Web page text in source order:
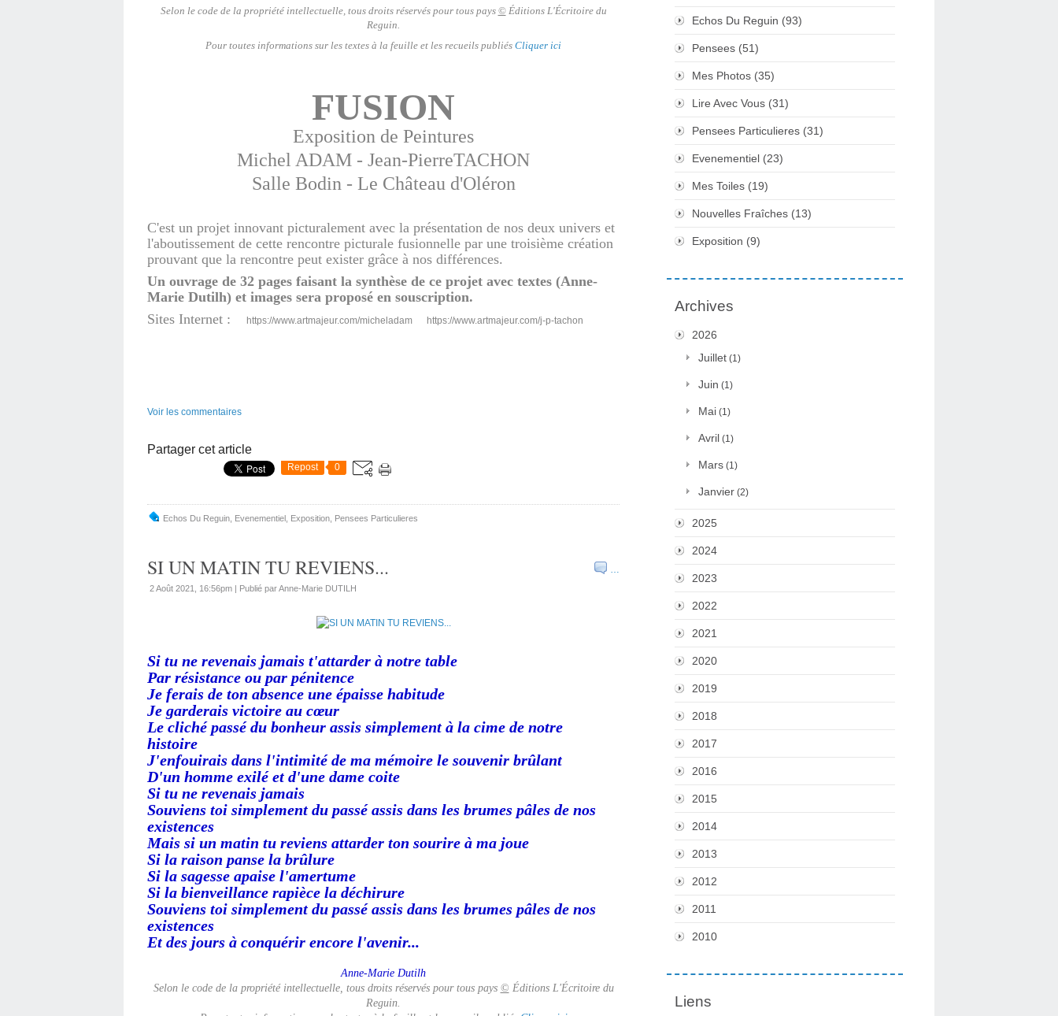
Selon le code de la propriété intellectuelle, tous droits réservés pour tous pays ©Éditions L'Écritoire du
Reguin.
Pour toutes informations sur les textes à la feuille et les recueils publiés Cliquer ici
FUSION
Exposition de Peintures
Michel ADAM - Jean-PierreTACHON
Salle Bodin - Le Château d'Oléron
C'est un projet innovant picturalement avec la présentation de nos deux univers et
l'aboutissement de cette rencontre picturale fusionnelle par une troisième création
prouvant que la rencontre peut exister grâce à nos différences.
Un ouvrage de 32 pages faisant la synthèse de ce projet avec textes (Anne-
Marie Dutilh) et images sera proposé en souscription.
Sites Internet :
https://www.artmajeur.com/micheladam https://www.artmajeur.com/j-p-tachon
Voir les commentaires
Partager cet article
Repost 0
Echos Du Reguin Evenementiel Exposition Pensees Particulieres
SI UN MATIN TU REVIENS...
2 Août 2021, 16:56pm | Publié par Anne-Marie DUTILH
Si tu ne revenais jamais t'attarder à notre table
Par résistance ou par pénitence
Je ferais de ton absence une épaisse habitude
Je garderais victoire au cœur
Le cliché passé du bonheur assis simplement à la cime de notre
histoire
J'enfouirais dans l'intimité de ma mémoire le souvenir brûlant
D'un homme exilé et d'une dame coite
Si tu ne revenais jamais
Souviens toi simplement du passé assis dans les brumes pâles de nos
existences
Mais si un matin tu reviens attarder ton sourire à ma joue
Si la raison panse la brûlure
Si la sagesse apaise l'amertume
Si la bienveillance rapièce la déchirure
Souviens toi simplement du passé assis dans les brumes pâles de nos
existences
Et des jours à conquérir encore l'avenir...
Anne-Marie Dutilh
Selon le code de la propriété intellectuelle, tous droits réservés pour tous pays © Éditions L'Écritoire du
Reguin.
Echos Du Reguin (93)
Pensees (51)
Mes Photos (35)
Lire Avec Vous (31)
Pensees Particulieres (31)
Evenementiel (23)
Mes Toiles (19)
Nouvelles Fraîches (13)
Exposition (9)
Archives
2026
Juillet (1)
Juin (1)
Mai (1)
Avril (1)
Mars (1)
Janvier (2)
2025
2024
2023
2022
2021
2020
2019
2018
2017
2016
2015
2014
2013
2012
2011
2010
Liens